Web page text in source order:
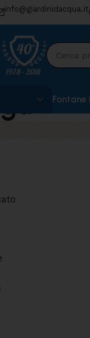
info@giardinidacqua.it
Fontane